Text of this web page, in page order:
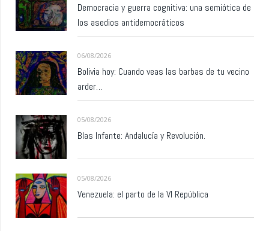
Democracia y guerra cognitiva: una semiótica de
los asedios antidemocráticos
06/08/2026
Bolivia hoy: Cuando veas las barbas de tu vecino
arder…
05/08/2026
Blas Infante: Andalucía y Revolución.
05/08/2026
Venezuela: el parto de la VI República